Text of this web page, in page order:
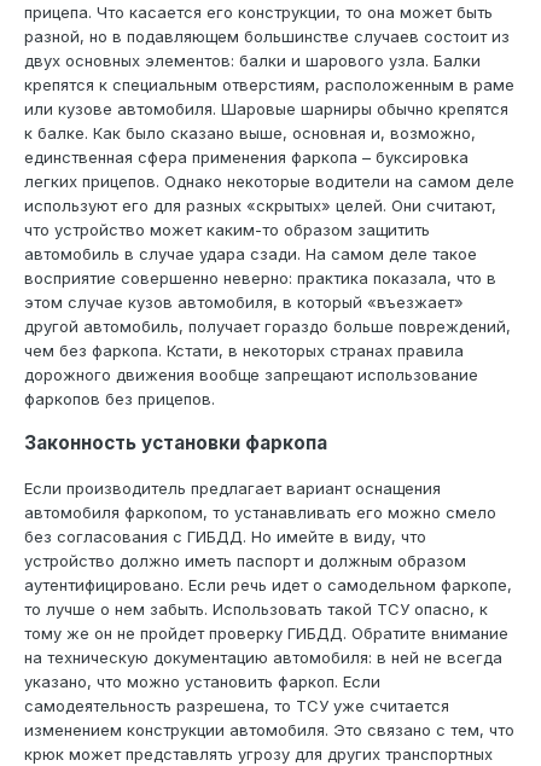
прицепа. Что касается его конструкции, то она может быть
разной, но в подавляющем большинстве случаев состоит из
двух основных элементов: балки и шарового узла. Балки
крепятся к специальным отверстиям, расположенным в раме
или кузове автомобиля. Шаровые шарниры обычно крепятся
к балке. Как было сказано выше, основная и, возможно,
единственная сфера применения фаркопа – буксировка
легких прицепов. Однако некоторые водители на самом деле
используют его для разных «скрытых» целей. Они считают,
что устройство может каким-то образом защитить
автомобиль в случае удара сзади. На самом деле такое
восприятие совершенно неверно: практика показала, что в
этом случае кузов автомобиля, в который «въезжает»
другой автомобиль, получает гораздо больше повреждений,
чем без фаркопа. Кстати, в некоторых странах правила
дорожного движения вообще запрещают использование
фаркопов без прицепов.
Законность установки фаркопа
Если производитель предлагает вариант оснащения
автомобиля фаркопом, то устанавливать его можно смело
без согласования с ГИБДД. Но имейте в виду, что
устройство должно иметь паспорт и должным образом
аутентифицировано. Если речь идет о самодельном фаркопе,
то лучше о нем забыть. Использовать такой ТСУ опасно, к
тому же он не пройдет проверку ГИБДД. Обратите внимание
на техническую документацию автомобиля: в ней не всегда
указано, что можно установить фаркоп. Если
самодеятельность разрешена, то ТСУ уже считается
изменением конструкции автомобиля. Это связано с тем, что
крюк может представлять угрозу для других транспортных